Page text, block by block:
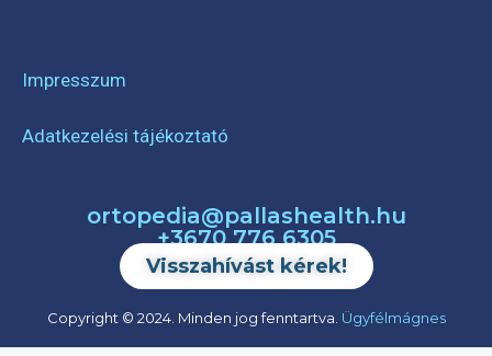
Impresszum
Adatkezelési tájékoztató
ortopedia@pallashealth.hu
+3670 776 6305
Visszahívást kérek!
Copyright © 2024. Minden jog fenntartva. Ügyfélmágnes